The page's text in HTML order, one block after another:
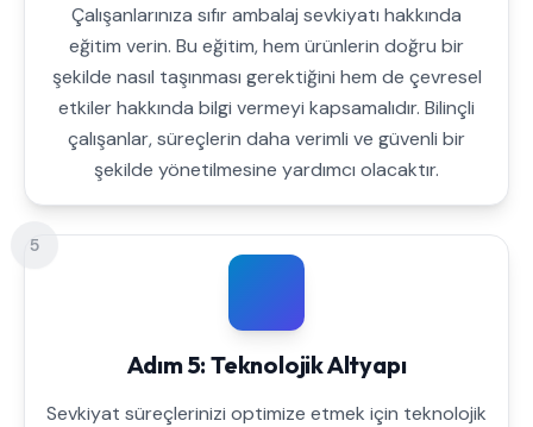
Çalışanlarınıza sıfır ambalaj sevkiyatı hakkında
eğitim verin. Bu eğitim, hem ürünlerin doğru bir
şekilde nasıl taşınması gerektiğini hem de çevresel
etkiler hakkında bilgi vermeyi kapsamalıdır. Bilinçli
çalışanlar, süreçlerin daha verimli ve güvenli bir
şekilde yönetilmesine yardımcı olacaktır.
5
Adım 5: Teknolojik Altyapı
Sevkiyat süreçlerinizi optimize etmek için teknolojik